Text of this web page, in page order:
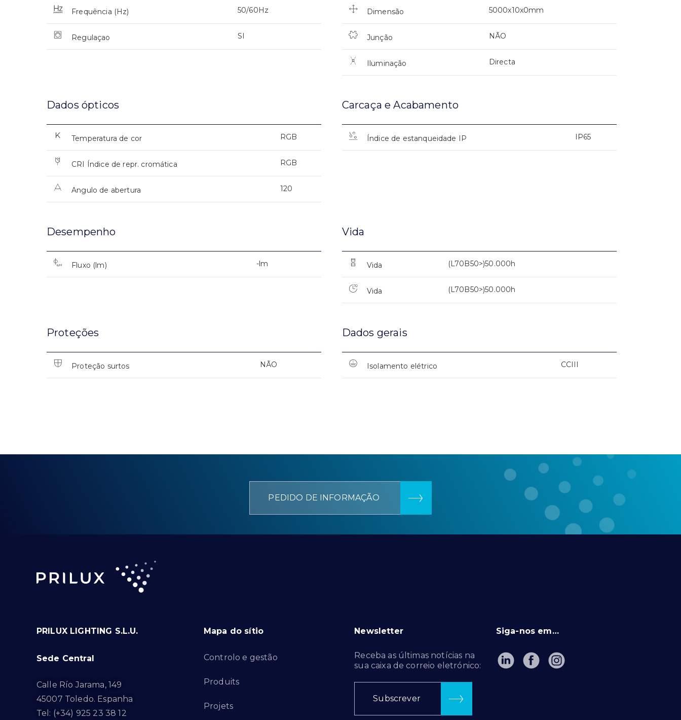
Frequência (Hz) 50/60Hz
Regulaçao SI
Dimensão 5000x10x0mm
Junção NÃO
Iluminação Directa
Dados ópticos
Temperatura de cor RGB
CRI Índice de repr. cromática RGB
Angulo de abertura 120
Carcaça e Acabamento
Índice de estanqueidade IP IP65
Desempenho
Fluxo (lm) -lm
Vida
Vida (L70B50>)50.000h
Vida (L70B50>)50.000h
Proteções
Proteção surtos NÃO
Dados gerais
Isolamento elétrico CCIII
PEDIDO DE INFORMAÇÃO
PRILUX LIGHTING S.L.U.
Sede Central
Calle Río Jarama, 149
45007 Toledo. Espanha
Tel: (+34) 925 23 38 12
Mapa do sítio
Controlo e gestão
Produits
Projets
Newsletter
Receba as últimas notícias na
sua caixa de correio eletrónico:
Subscrever
Siga-nos em…